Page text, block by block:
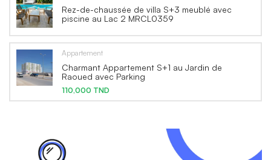
Rez-de-chaussée de villa S+3 meublé avec
piscine au Lac 2 MRCL0359
Appartement
Charmant Appartement S+1 au Jardin de
Raoued avec Parking
110,000 TND